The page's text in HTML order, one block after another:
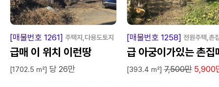
급 매 물
[매물번호 1261] 주택지,다용도토지
급매 이 위치 이런땅
[1702.5 ㎡] 당 26만
급 매
[매물번호 1258] 전원주택,촌
급 아궁이가있는 촌집매
매
[393.4 ㎡] 7,500만 5,900